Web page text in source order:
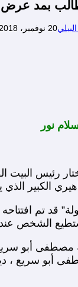
بمد
20 نوفمبر، 2018
نور
الكبير
قد تم
الشخص عند
أبو سريع
أبو سريع ،